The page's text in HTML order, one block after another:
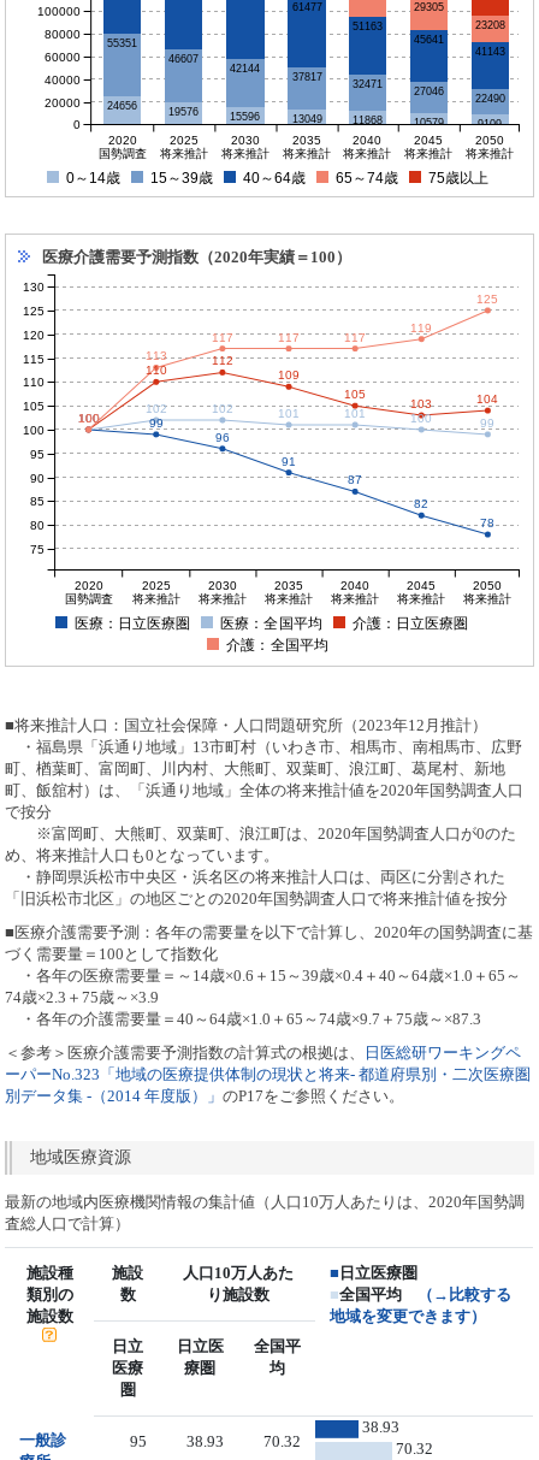
24656 19576 15596 13049 11868 10579 9109
55351
46607
42144
37817
32471
27046
22490
61477
51163
45641
41143
29305
23208
2020
国勢調査
2025
将来推計
2030
将来推計
2035
将来推計
2040
将来推計
2045
将来推計
2050
将来推計
0
20000
40000
60000
80000
100000
0～14歳 15～39歳 40～64歳 65～74歳 75歳以上
医療介護需要予測指数（2020年実績＝100）
100
99
96
91
87
82
78
100
102 102 101 101 100 99
100
110
112
109
105
103
104
100
113
117 117 117
119
125
2020
国勢調査
2025
将来推計
2030
将来推計
2035
将来推計
2040
将来推計
2045
将来推計
2050
将来推計
75
80
85
90
95
100
105
110
115
120
125
130
医療：日立医療圏 医療：全国平均
介護：日立医療圏
介護：全国平均
■将来推計人口：国立社会保障・人口問題研究所（2023年12月推計）
・福島県「浜通り地域」13市町村（いわき市、相馬市、南相馬市、広野
町、楢葉町、富岡町、川内村、大熊町、双葉町、浪江町、葛尾村、新地
町、飯舘村）は、「浜通り地域」全体の将来推計値を2020年国勢調査人口
で按分
※富岡町、大熊町、双葉町、浪江町は、2020年国勢調査人口が0のた
め、将来推計人口も0となっています。
・静岡県浜松市中央区・浜名区の将来推計人口は、両区に分割された
「旧浜松市北区」の地区ごとの2020年国勢調査人口で将来推計値を按分
■医療介護需要予測：各年の需要量を以下で計算し、2020年の国勢調査に基
づく需要量＝100として指数化
・各年の医療需要量＝～14歳×0.6＋15～39歳×0.4＋40～64歳×1.0＋65～
74歳×2.3＋75歳～×3.9
・各年の介護需要量＝40～64歳×1.0＋65～74歳×9.7＋75歳～×87.3
＜参考＞医療介護需要予測指数の計算式の根拠は、
日医総研ワーキングペ
ーパーNo.323「地域の医療提供体制の現状と将来- 都道府県別・二次医療圏
別データ集 -（2014 年度版）」のP17をご参照ください。
地域医療資源
最新の地域内医療機関情報の集計値（人口10万人あたりは、2020年国勢調
査総人口で計算）
施設種
類別の
施設数
施設
数
人口10万人あた
り施設数
■ 日立医療圏
■全国平均
（→比較する
地域を変更できます）
日立
医療
圏
日立医
療圏
全国平
均
一般診
95 38.93 70.32
38.93
70.32